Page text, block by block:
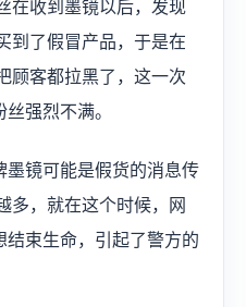
在收到墨镜以后，发现
到了假冒产品，于是在
顾客都拉黑了，这一次
强烈不满。
墨镜可能是假货的消息传
多，就在这个时候，网
结束生命，引起了警方的